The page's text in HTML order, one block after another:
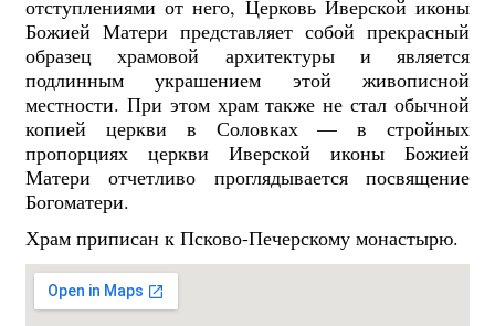
отступлениями от него, Церковь Иверской иконы
Божией Матери представляет собой прекрасный
образец храмовой архитектуры и является
подлинным украшением этой живописной
местности. При этом храм также не стал обычной
копией церкви в Соловках — в стройных
пропорциях церкви Иверской иконы Божией
Матери отчетливо проглядывается посвящение
Богоматери.
Храм приписан к Псково-Печерскому монастырю.